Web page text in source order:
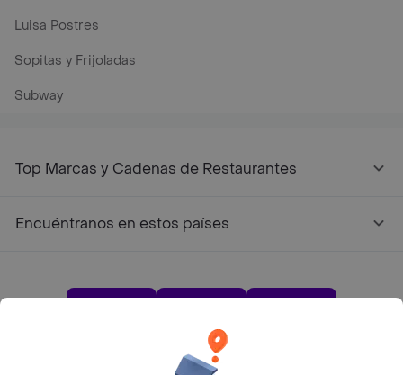
Luisa Postres
Sopitas y Frijoladas
Subway
Top Marcas y Cadenas de Restaurantes
Encuéntranos en estos países
Google play